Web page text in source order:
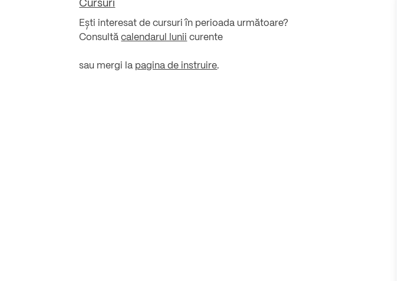
Cursuri
Ești interesat de cursuri în perioada următoare?
Consultăcalendarul lunii curente
sau mergi la pagina de instruire.